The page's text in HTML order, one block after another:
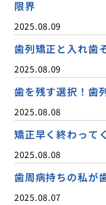
限界
2025.08.09
歯列矯正と入れ歯
2025.08.09
歯を残す選択！歯
2025.08.08
矯正早く終わって
2025.08.08
歯周病持ちの私が
2025.08.07